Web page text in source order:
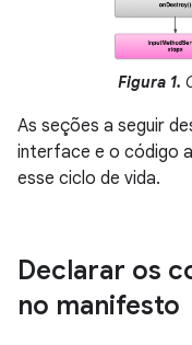
Figura 1.
As seções a seguir
interface e o código
esse ciclo de vida.
Declarar os
no manifesto